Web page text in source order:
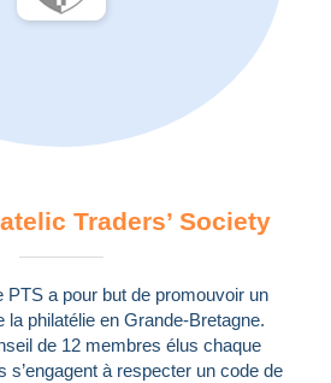
Traders’ Society
PTS a pour but de promouvoir un
philatélie en Grande-Bretagne.
de 12 membres élus chaque
s’engagent à respecter un code de